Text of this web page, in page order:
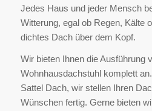
Jedes Haus und jeder Mensch
Witterung, egal ob Regen, Kälte
dichtes Dach über dem Kopf.
Wir bieten Ihnen die Ausführung
Wohnhausdachstuhl komplett
Sattel Dach, wir stellen Ihren
Wünschen fertig. Gerne bieten